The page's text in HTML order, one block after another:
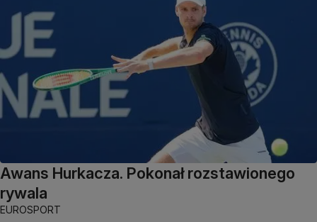
Awans Hurkacza. Pokonał rozstawionego
rywala
EUROSPORT